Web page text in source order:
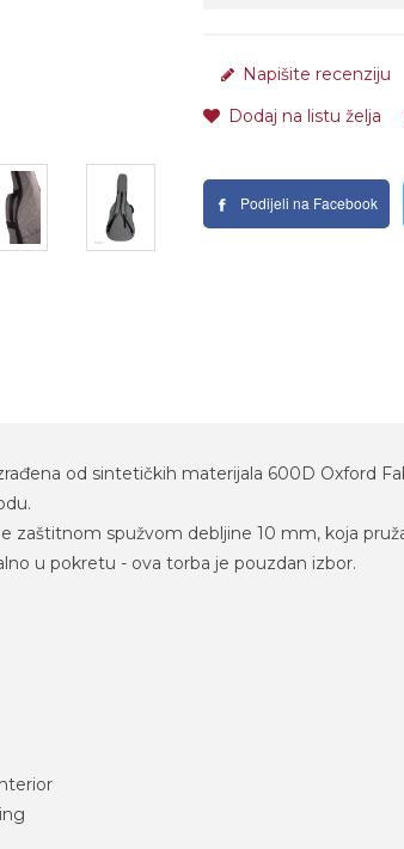
Napišite recenziju
Dodaj na listu želja
Podijeli na Facebook
od sintetičkih materijala 600D Oxford
zaštitnom spužvom debljine 10 mm, koja
u pokretu - ova torba je pouzdan izbor.